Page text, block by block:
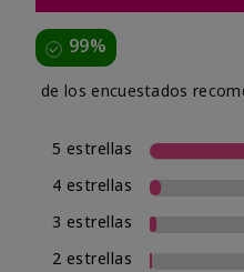
99%
de los encuestados
5 estrellas
4 estrellas
3 estrellas
2 estrellas